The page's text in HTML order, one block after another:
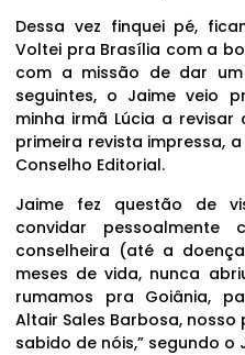
Dessa vez finquei pé,
Voltei pra Brasília com a
com a missão de dar
seguintes, o Jaime veio
minha irmã Lúcia a revisar
primeira revista impressa,
Conselho Editorial.
Jaime fez questão de
convidar
conselheira (até a
meses de vida, nunca
rumamos pra Goiânia,
Altair Sales Barbosa, nosso
sabido de nóis,” segundo o